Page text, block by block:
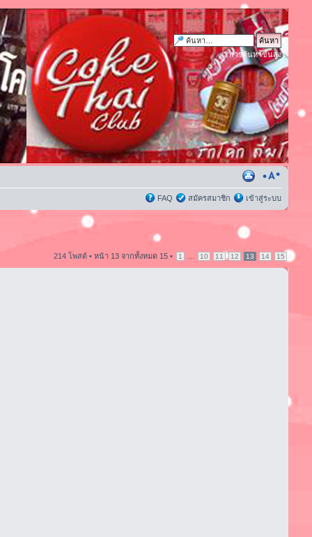
การค้นหาขั้นสูง
FAQ สมัครสมาชิก เข้าสู่ระบบ
214 โพสต์ •หน้า 13 จากทั้งหมด 15 • 1 10 11 12 13 14 15